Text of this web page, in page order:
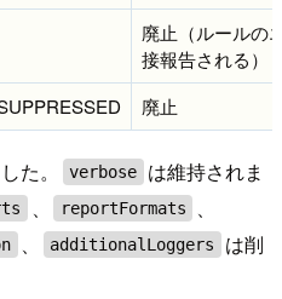
廃止（ルールの
接報告される）
廃止
た。 verbose
は維持されま
、 reportFormats 、
、 additionalLoggers
は削